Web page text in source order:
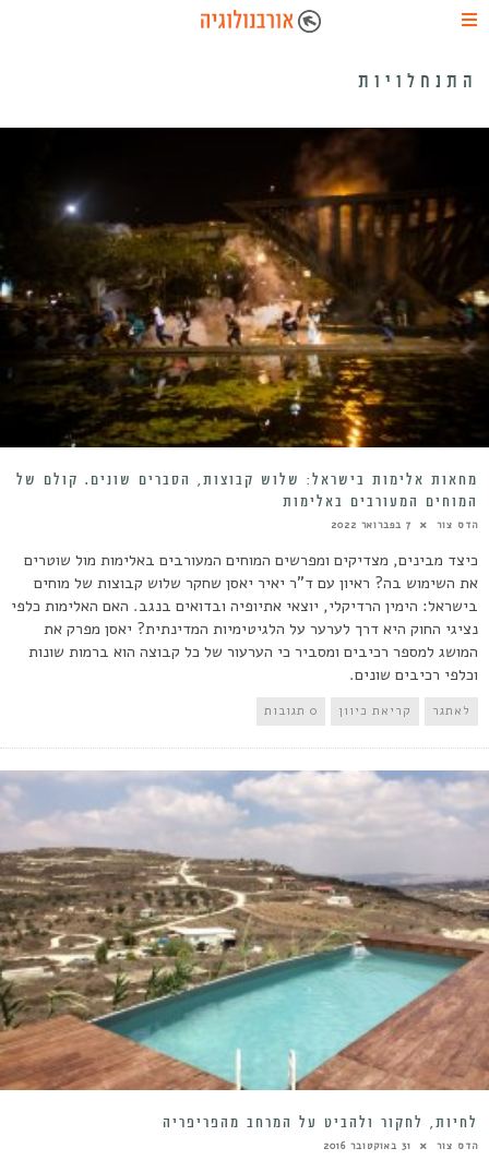
התנחלויות
מחאות אלימות בישראל: שלוש קבוצות, הסברים שונים. קולם של
המוחים המעורבים באלימות
הדס צור 7 בפברואר 2022
כיצד מבינים, מצדיקים ומפרשים המוחים המעורבים באלימות מול שוטרים
את השימוש בה? ראיון עם ד"ר יאיר יאסן שחקר שלוש קבוצות של מוחים
בישראל: הימין הרדיקלי, יוצאי אתיופיה ובדואים בנגב. האם האלימות כלפי
נציגי החוק היא דרך לערער על הלגיטימיות המדינתית? יאסן מפרק את
המושג למספר רכיבים ומסביר כי הערעור של כל קבוצה הוא ברמות שונות
וכלפי רכיבים שונים.
לאתגר קריאת כיוון 0 תגובות
לחיות, לחקור ולהביט על המרחב מהפריפריה
הדס צור 31 באוקטובר 2016